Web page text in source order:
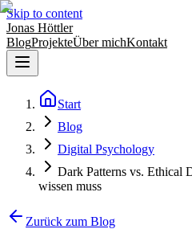
Skip to content
Jonas Höttler
BlogProjekteÜber michKontakt
Start
Blog
Digital Psychology
Dark Patterns vs. Ethical
wissen muss
Zurück zum Blog